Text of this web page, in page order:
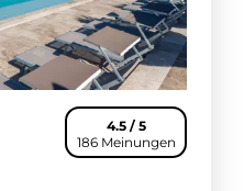
4.5 / 5
186 Meinungen